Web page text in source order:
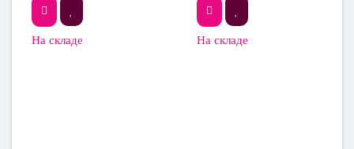
На складе На складе